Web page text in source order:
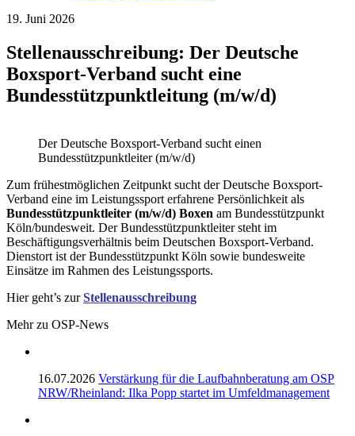
19. Juni 2026
Stellenausschreibung: Der Deutsche
Boxsport-Verband sucht eine
Bundesstützpunktleitung (m/w/d)
Der Deutsche Boxsport-Verband sucht einen
Bundesstützpunktleiter (m/w/d)
Zum frühestmöglichen Zeitpunkt sucht der Deutsche Boxsport-
Verband eine im Leistungssport erfahrene Persönlichkeit als
Bundesstützpunktleiter (m/w/d) Boxen am Bundesstützpunkt
Köln/bundesweit. Der Bundesstützpunktleiter steht im
Beschäftigungsverhältnis beim Deutschen Boxsport-Verband.
Dienstort ist der Bundesstützpunkt Köln sowie bundesweite
Einsätze im Rahmen des Leistungssports.
Hier geht’s zurStellenausschreibung
Mehr zu OSP-News
16.07.2026 Verstärkung für die Laufbahnberatung am OSP
NRW/Rheinland: Ilka Popp startet im Umfeldmanagement